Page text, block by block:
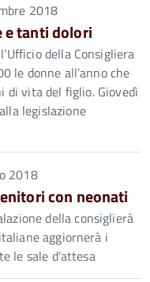
2018
e tanti dolori
della Consigliera
le donne all’anno che
vita del figlio. Giovedì
legislazione
2018
con neonati
della consiglierà
aggiornerà i
le sale d’attesa